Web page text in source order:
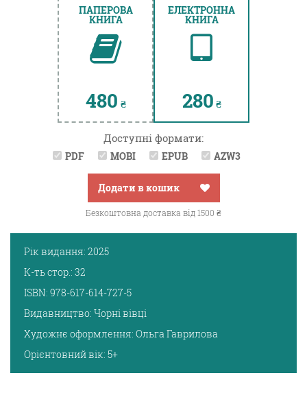
ПАПЕРОВА
КНИГА
480 ₴
ЕЛЕКТРОННА
КНИГА
280 ₴
Доступні формати:
PDF MOBI EPUB AZW3
Додати в кошик
Безкоштовна доставка від 1500 ₴
Рік видання: 2025
К-ть стор.: 32
ISBN: 978-617-614-727-5
Видавництво: Чорні вівці
Художнє оформлення: Ольга Гаврилова
Орієнтовний вік: 5+